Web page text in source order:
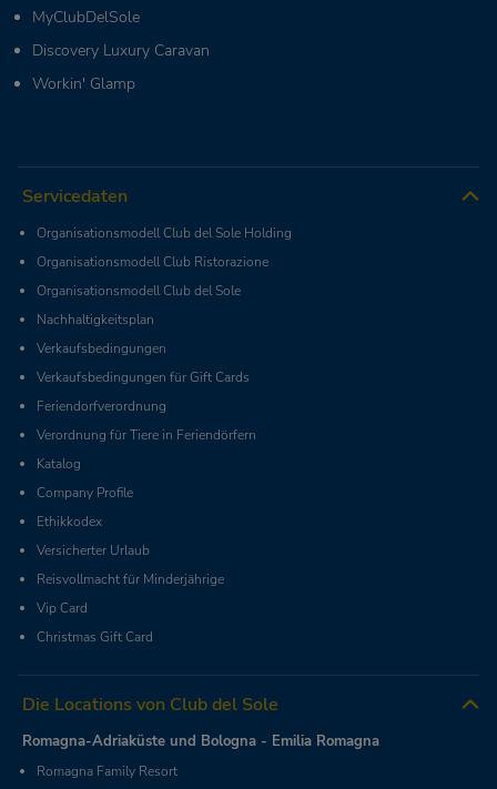
MyClubDelSole
Discovery Luxury Caravan
Workin' Glamp
Servicedaten
Organisationsmodell Club del Sole Holding
Organisationsmodell Club Ristorazione
Organisationsmodell Club del Sole
Nachhaltigkeitsplan
Verkaufsbedingungen
Verkaufsbedingungen für Gift Cards
Feriendorfverordnung
Verordnung für Tiere in Feriendörfern
Katalog
Company Profile
Ethikkodex
Versicherter Urlaub
Reisvollmacht für Minderjährige
Vip Card
Christmas Gift Card
Die Locations von Club del Sole
Romagna-Adriaküste und Bologna - Emilia Romagna
Romagna Family Resort